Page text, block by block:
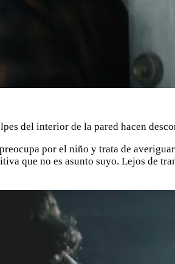
del interior de la pared hacen
por el niño y trata de
que no es asunto suyo. Lejos de